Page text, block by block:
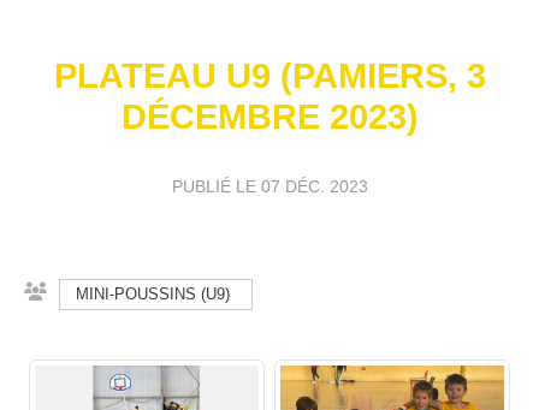
PLATEAU U9 (PAMIERS, 3
DÉCEMBRE 2023)
PUBLIÉ LE 07 DÉC. 2023
MINI-POUSSINS (U9)